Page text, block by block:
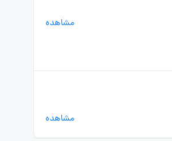
مشاهده
مشاهده